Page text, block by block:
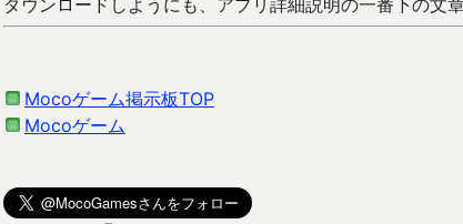
ダウンロードしようにも、アプリ詳細説明の一番下の文
Mocoゲーム掲示板TOP
Mocoゲーム